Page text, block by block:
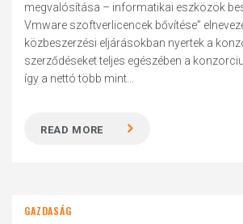
megvalósítása – informatikai eszközök
Vmware szoftverlicencek bővítése”
közbeszerzési eljárásokban nyertek a
szerződéseket teljes egészében a
így a nettó több mint...
READ MORE
GAZDASÁG